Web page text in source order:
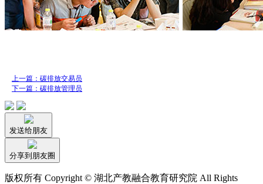
上一篇：碳排放交易员
下一篇：碳排放管理员
发送给朋友
分享到朋友圈
版权所有 Copyright © 湖北产教融合教育研究院 All Rights